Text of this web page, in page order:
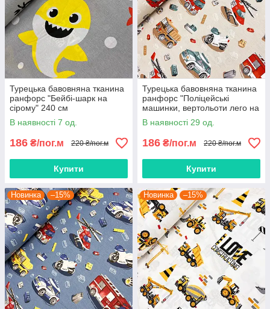
Турецька бавовняна тканина
ранфорс "Бейбі-шарк на
сірому" 240 см
В наявності 7 од.
186 ₴/пог.м 220 ₴/пог.м
Купити
Турецька бавовняна тканина
ранфорс "Поліцейські
машинки, вертольоти лего на
бежевому" 240 см
В наявності 29 од.
186 ₴/пог.м 220 ₴/пог.м
Купити
Новинка –15% Новинка –15%